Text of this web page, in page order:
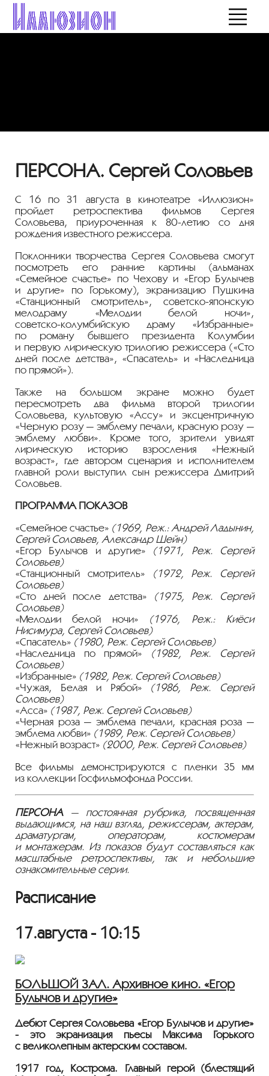
ПЕРСОНА. Сергей Соловьев
С 16 по 31 августа в кинотеатре «Иллюзион»
пройдет ретроспектива фильмов Сергея
Соловьева, приуроченная к 80-летию со дня
рождения известного режиссера.
Поклонники творчества Сергея Соловьева смогут
посмотреть его ранние картины (альманах
«Семейное счастье» по Чехову и «Егор Булычев
и другие» по Горькому), экранизацию Пушкина
«Станционный смотритель», советско-японскую
мелодраму «Мелодии белой ночи»,
советско-колумбийскую драму «Избранные»
по роману бывшего президента Колумбии
и первую лирическую трилогию режиссера («Сто
дней после детства», «Спасатель» и «Наследница
по прямой»).
Также на большом экране можно будет
пересмотреть два фильма второй трилогии
Соловьева, культовую «Ассу» и эксцентричную
«Черную розу — эмблему печали, красную розу —
эмблему любви». Кроме того, зрители увидят
лирическую историю взросления «Нежный
возраст», где автором сценария и исполнителем
главной роли выступил сын режиссера Дмитрий
Соловьев.
ПРОГРАММА ПОКАЗОВ
«Семейное счастье» (1969, Реж.: Андрей Ладынин,
Сергей Соловьев, Александр Шейн)
«Егор Булычов и другие» (1971, Реж. Сергей
Соловьев)
«Станционный смотритель» (1972, Реж. Сергей
Соловьев)
«Сто дней после детства» (1975, Реж. Сергей
Соловьев)
«Мелодии белой ночи» (1976, Реж.: Киёси
Нисимура, Сергей Соловьев)
«Спасатель» (1980, Реж. Сергей Соловьев)
«Наследница по прямой» (1982, Реж. Сергей
Соловьев)
«Избранные» (1982, Реж. Сергей Соловьев)
«Чужая, Белая и Рябой» (1986, Реж. Сергей
Соловьев)
«Асса» (1987, Реж. Сергей Соловьев)
«Черная роза — эмблема печали, красная роза —
эмблема любви» (1989, Реж. Сергей Соловьев)
«Нежный возраст» (2000, Реж. Сергей Соловьев)
Все фильмы демонстрируются с пленки 35 мм
из коллекции Госфильмофонда России.
ПЕРСОНА— постоянная рубрика, посвященная
выдающимся, на наш взгляд, режиссерам, актерам,
драматургам, операторам, костюмерам
и монтажерам. Из показов будут составляться как
масштабные ретроспективы, так и небольшие
ознакомительные серии.
Расписание
17.августа - 10:15
БОЛЬШОЙ ЗАЛ. Архивное кино. «Егор
Булычов и другие»
Дебют Сергея Соловьева «Егор Булычов и другие»
- это экранизация пьесы Максима Горького
с великолепным актерским составом.
1917 год, Кострома. Главный герой (блестящий